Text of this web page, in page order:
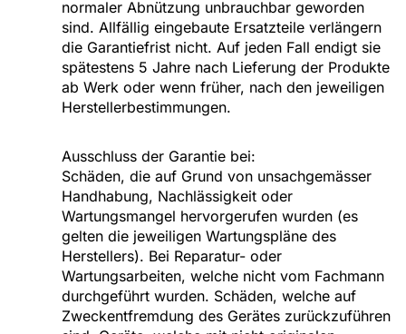
normaler Abnützung unbrauchbar geworden
sind. Allfällig eingebaute Ersatzteile verlängern
die Garantiefrist nicht. Auf jeden Fall endigt sie
spätestens 5 Jahre nach Lieferung der Produkte
ab Werk oder wenn früher, nach den jeweiligen
Herstellerbestimmungen.
Ausschluss der Garantie bei:
Schäden, die auf Grund von unsachgemässer
Handhabung, Nachlässigkeit oder
Wartungsmangel hervorgerufen wurden (es
gelten die jeweiligen Wartungspläne des
Herstellers). Bei Reparatur- oder
Wartungsarbeiten, welche nicht vom Fachmann
durchgeführt wurden. Schäden, welche auf
Zweckentfremdung des Gerätes zurückzuführen